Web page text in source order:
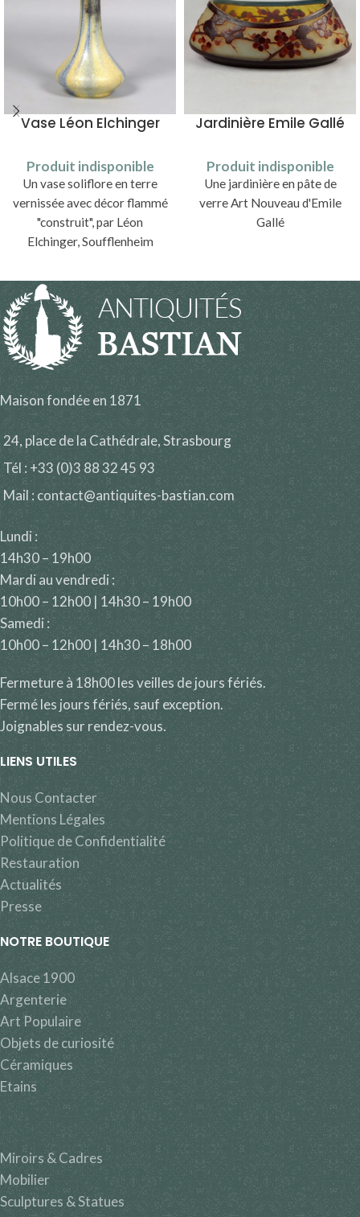
Vase Léon Elchinger
Produit indisponible
Un vase soliflore en terre
vernissée avec décor flammé
"construit", par Léon
Elchinger, Soufflenheim
Jardinière Emile Gallé
Produit indisponible
Une jardinière en pâte de
verre Art Nouveau d'Emile
Gallé
Maison fondée en 1871
24, place de la Cathédrale, Strasbourg
Tél : +33 (0)3 88 32 45 93
Mail : contact@antiquites-bastian.com
Lundi :
14h30 – 19h00
Mardi au vendredi :
10h00 – 12h00 | 14h30 – 19h00
Samedi :
10h00 – 12h00 | 14h30 – 18h00
Fermeture à 18h00 les veilles de jours fériés.
Fermé les jours fériés, sauf exception.
Joignables sur rendez-vous.
LIENS UTILES
Nous Contacter
Mentions Légales
Politique de Confidentialité
Restauration
Actualités
Presse
NOTRE BOUTIQUE
Alsace 1900
Argenterie
Art Populaire
Objets de curiosité
Céramiques
Etains
Miroirs & Cadres
Mobilier
Sculptures & Statues